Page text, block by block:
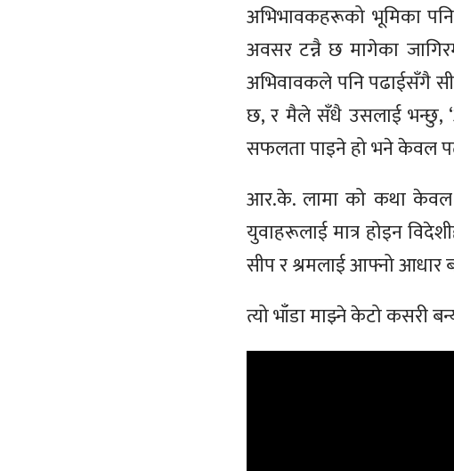
अभिभावकहरूको भूमिका पनि
अवसर टन्नै छ मागेका
अभिवावकले पनि पढाईसँगै
छ, र मैले सँधै उसलाई भन्छु,
सफलता पाइने हो भने केवल
आर.के. लामा को कथा केवल
युवाहरूलाई मात्र होइन
सीप र श्रमलाई आफ्नो आधार
त्यो भाँडा माझ्ने केटो कसरी